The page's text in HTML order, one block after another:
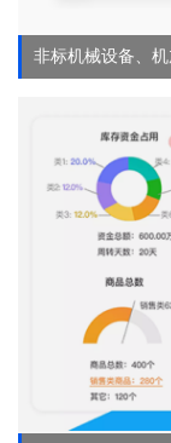
非标机械设备、